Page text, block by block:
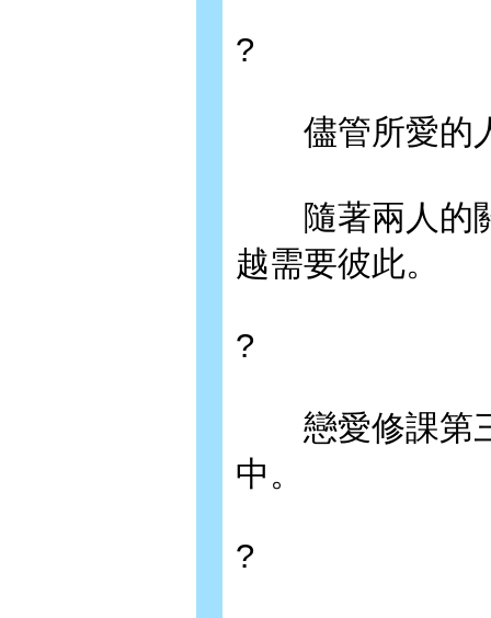
?
儘管所愛的人
隨著兩人的關
越需要彼此。
?
戀愛修課第三
中。
?